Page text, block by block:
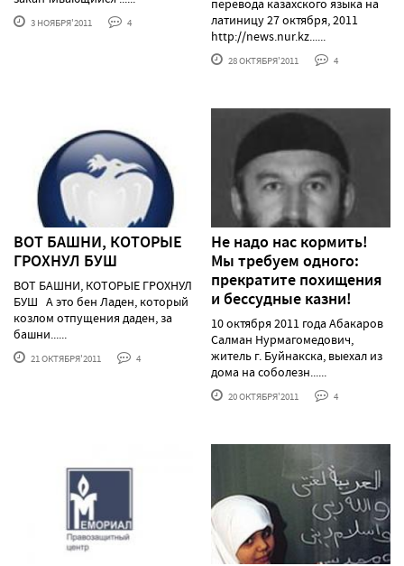
3 НОЯБРЯ'2011 4
перевода казахского языка на
латиницу 27 октября, 2011
http://news.nur.kz......
28 ОКТЯБРЯ'2011 4
ВОТ БАШНИ, КОТОРЫЕ
ГРОХНУЛ БУШ
ВОТ БАШНИ, КОТОРЫЕ ГРОХНУЛ
БУШ А это бен Ладен, который
козлом отпущения даден, за
башни......
21 ОКТЯБРЯ'2011 4
Не надо нас кормить!
Мы требуем одного:
прекратите похищения
и бессудные казни!
10 октября 2011 года Абакаров
Салман Нурмагомедович,
житель г. Буйнакска, выехал из
дома на соболезн......
20 ОКТЯБРЯ'2011 4